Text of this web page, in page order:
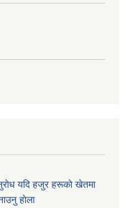
यदि हजुर हरूकाे खेतमा
हाेला